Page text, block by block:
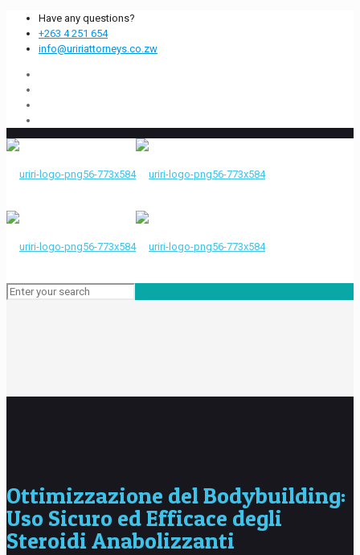
Have any questions?
+263 4 251 654
info@uririattorneys.co.zw
Ottimizzazione del Bodybuilding:
Uso Sicuro ed Efficace degli
Steroidi Anabolizzanti